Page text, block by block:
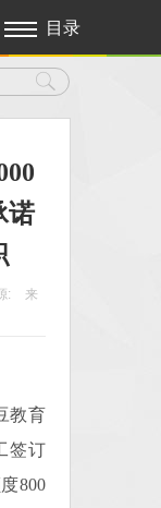
目录
诺
:
来
教育
签订
800